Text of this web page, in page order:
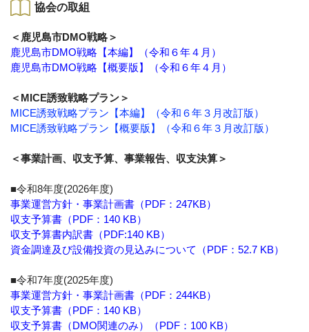
協会の取組
＜鹿児島市DMO戦略＞
鹿児島市DMO戦略【本編】（令和６年４月）
鹿児島市DMO戦略【概要版】（令和６年４月）
＜MICE誘致戦略プラン＞
MICE誘致戦略プラン【本編】（令和６年３月改訂版）
MICE誘致戦略プラン【概要版】（令和６年３月改訂版）
＜事業計画、収支予算、事業報告、収支決算＞
■令和8年度(2026年度)
事業運営方針・事業計画書（PDF：247KB）
収支予算書（PDF：140 KB）
収支予算書内訳書（PDF:140 KB）
資金調達及び設備投資の見込みについて（PDF：52.7 KB）
■令和7年度(2025年度)
事業運営方針・事業計画書（PDF：244KB）
収支予算書（PDF：140 KB）
収支予算書（DMO関連のみ）
（PDF：100 KB）